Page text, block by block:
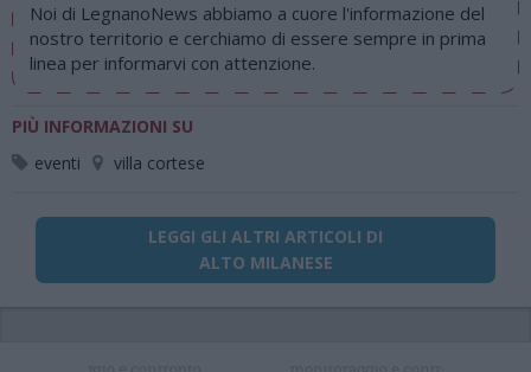
Noi di LegnanoNews abbiamo a cuore l'informazione del
nostro territorio e cerchiamo di essere sempre in prima
linea per informarvi con attenzione.
PIÙ INFORMAZIONI SU
eventi
villa cortese
LEGGI GLI ALTRI ARTICOLI DI
ALTO MILANESE